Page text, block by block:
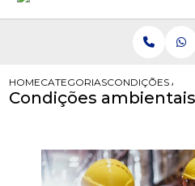
HOMECATEGORIASCONDIÇÕES
Condições